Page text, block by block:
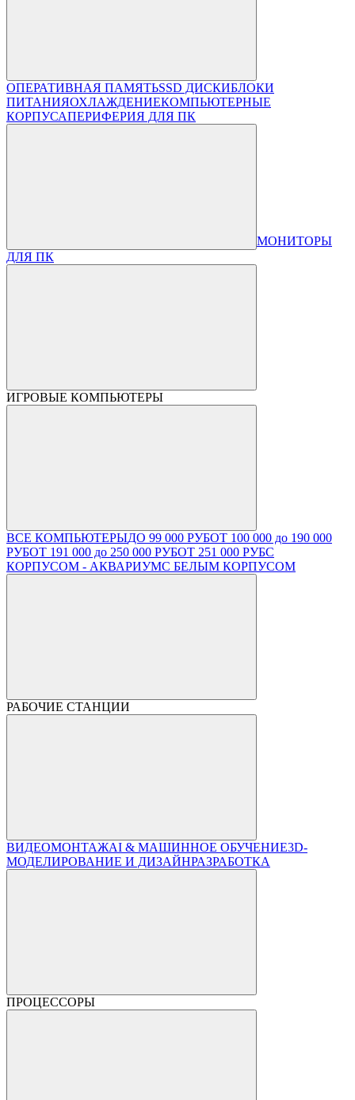
ОПЕРАТИВНАЯ ПАМЯТЬSSD ДИСКИБЛОКИ
ПИТАНИЯОХЛАЖДЕНИЕКОМПЬЮТЕРНЫЕ
КОРПУСАПЕРИФЕРИЯ ДЛЯ ПК
МОНИТОРЫ
ДЛЯ ПК
ИГРОВЫЕ КОМПЬЮТЕРЫ
ВСЕ КОМПЬЮТЕРЫДО 99 000 РУБОТ 100 000 до 190 000
РУБОТ 191 000 до 250 000 РУБОТ 251 000 РУБС
КОРПУСОМ - АКВАРИУМС БЕЛЫМ КОРПУСОМ
РАБОЧИЕ СТАНЦИИ
ВИДЕОМОНТАЖAI & МАШИННОЕ ОБУЧЕНИЕ3D-
МОДЕЛИРОВАНИЕ И ДИЗАЙНРАЗРАБОТКА
ПРОЦЕССОРЫ